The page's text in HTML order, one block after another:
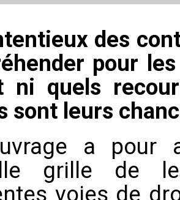
des
pour
ni quels
sont leurs
a pour
grille de
voies de